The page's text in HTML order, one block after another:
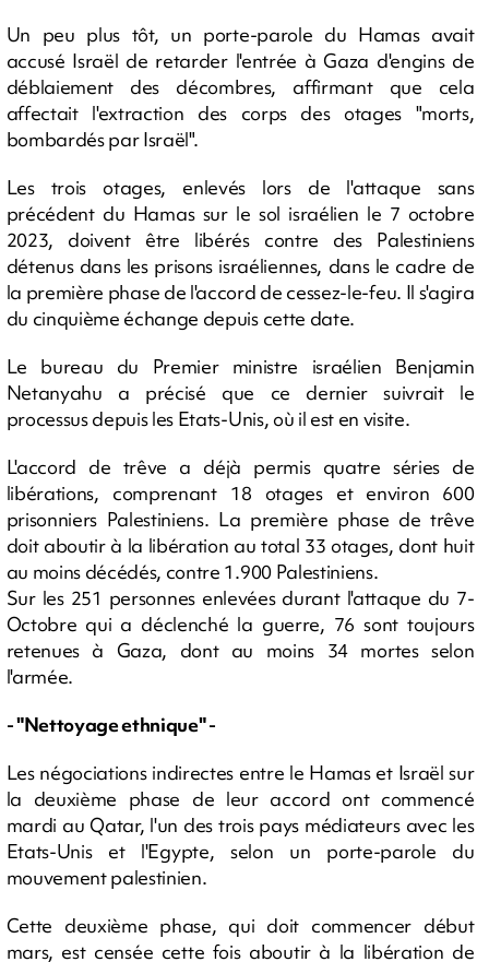
Un peu plus tôt, un porte-parole du Hamas avait
accusé Israël de retarder l'entrée à Gaza d'engins de
déblaiement des décombres, affirmant que cela
affectait l'extraction des corps des otages "morts,
bombardés par Israël".
Les trois otages, enlevés lors de l'attaque sans
précédent du Hamas sur le sol israélien le 7 octobre
2023, doivent être libérés contre des Palestiniens
détenus dans les prisons israéliennes, dans le cadre de
la première phase de l'accord de cessez-le-feu. Il s'agira
du cinquième échange depuis cette date.
Le bureau du Premier ministre israélien Benjamin
Netanyahu a précisé que ce dernier suivrait le
processus depuis les Etats-Unis, où il est en visite.
L'accord de trêve a déjà permis quatre séries de
libérations, comprenant 18 otages et environ 600
prisonniers Palestiniens. La première phase de trêve
doit aboutir à la libération au total 33 otages, dont huit
au moins décédés, contre 1.900 Palestiniens.
Sur les 251 personnes enlevées durant l'attaque du 7-
Octobre qui a déclenché la guerre, 76 sont toujours
retenues à Gaza, dont au moins 34 mortes selon
l'armée.
- "Nettoyage ethnique" -
Les négociations indirectes entre le Hamas et Israël sur
la deuxième phase de leur accord ont commencé
mardi au Qatar, l'un des trois pays médiateurs avec les
Etats-Unis et l'Egypte, selon un porte-parole du
mouvement palestinien.
Cette deuxième phase, qui doit commencer début
mars, est censée cette fois aboutir à la libération de